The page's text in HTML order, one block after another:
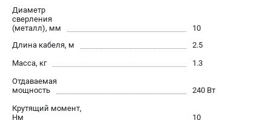
Перфораторы
Дрели
Лобзики
АККУМУЛЯТОРНЫЙ ИНСТРУМЕНТ
Аккумуляторные шуруповерты
Диаметр
сверления
(металл), мм
10
Длина кабеля, м
2.5
Масса, кг
1.3
Отдаваемая
мощность
240 Вт
Крутящий момент,
Нм
10